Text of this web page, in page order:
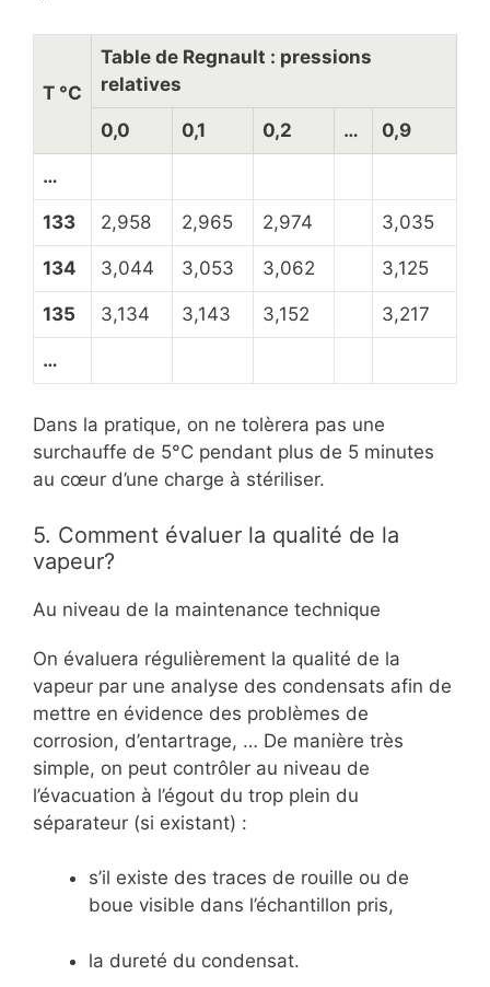
T °C
Table de Regnault : pressions
relatives
0,0 0,1 0,2 … 0,9
…
133 2,958 2,965 2,974 3,035
134 3,044 3,053 3,062 3,125
135 3,134 3,143 3,152 3,217
…
Dans la pratique, on ne tolèrera pas une
surchauffe de 5°C pendant plus de 5 minutes
au cœur d’une charge à stériliser.
5. Comment évaluer la qualité de la
vapeur?
Au niveau de la maintenance technique
On évaluera régulièrement la qualité de la
vapeur par une analyse des condensats afin de
mettre en évidence des problèmes de
corrosion, d’entartrage, … De manière très
simple, on peut contrôler au niveau de
l’évacuation à l’égout du trop plein du
séparateur (si existant) :
s’il existe des traces de rouille ou de
boue visible dans l’échantillon pris,
la dureté du condensat.